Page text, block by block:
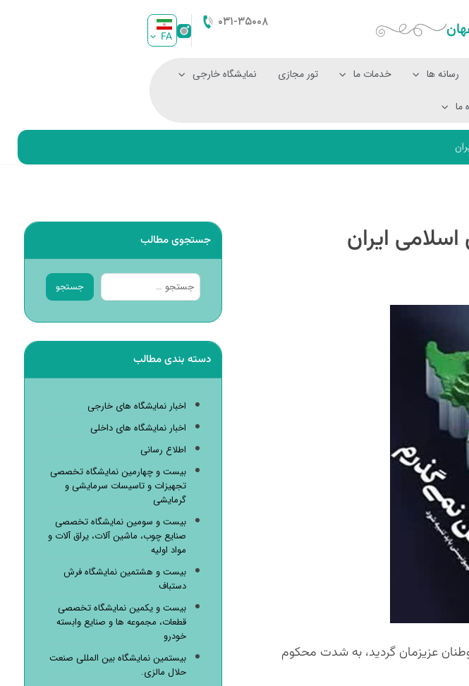
۰۳۱-۳۵۰۰۸
FA
رسانه ها خدمات ما تور مجازی نمایشگاه خارجی
ما
ایران
عزیزمان گردید، به شدت محکوم
جستجوی مطالب
جستجو
دسته بندی مطالب
اخبار نمایشگاه های خارجی
اخبار نمایشگاه های داخلی
اطلاع رسانی
بیست و چهارمین نمایشگاه تخصصی
تجهیزات و تاسیسات سرمایشی و
گرمایشی
بیست و سومین نمایشگاه تخصصی
صنایع چوب، ماشین آلات، یراق آلات و
مواد اولیه
بیست و هشتمین نمایشگاه فرش
دستباف
بیست و یکمین نمایشگاه تخصصی
قطعات، مجموعه ها و صنایع وابسته
خودرو
بیستمین نمایشگاه بین المللی صنعت
حلال مالزی.